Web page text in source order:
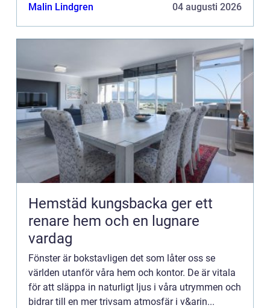
Malin Lindgren
04 augusti 2026
Hemstäd kungsbacka ger ett
renare hem och en lugnare
vardag
Fönster är bokstavligen det som låter oss se
världen utanför våra hem och kontor. De är vitala
för att släppa in naturligt ljus i våra utrymmen och
bidrar till en mer trivsam atmosfär i v&arin...